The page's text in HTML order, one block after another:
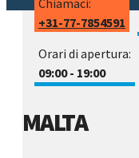
Chiamaci:
+31-77-7854591
Orari di apertura:
09:00 - 19:00
MALTA